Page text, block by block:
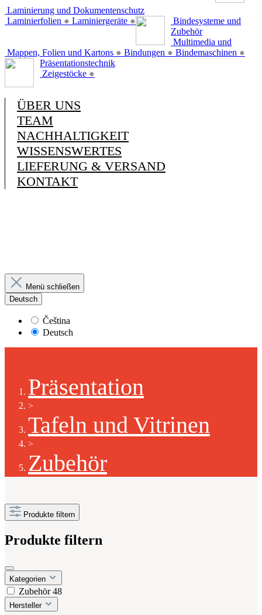
Laminierung und Dokumentenschutz
Laminierfolien ● Laminiergeräte ●
Bindesysteme und
Zubehör
Mappen, Folien und Kartons ● Bindungen ● Bindemaschinen ●
Multimedia und
Präsentationstechnik
Zeigestöcke ●
ÜBER UNS
TEAM
NACHHALTIGKEIT
WISSENSWERTES
LIEFERUNG & VERSAND
KONTAKT
Menü schließen
Deutsch
Čeština
Deutsch
Präsentation
>
Tafeln und Vitrinen
>
Zubehör
Produkte filtern
Produkte filtern
Kategorien
Zubehör48
Hersteller